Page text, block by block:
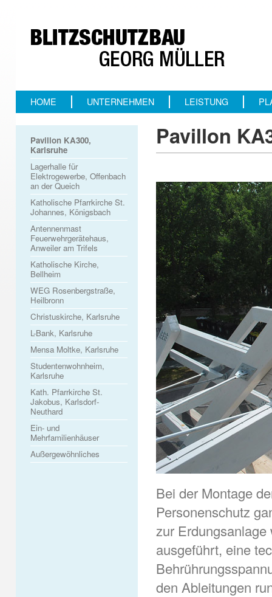
HOME UNTERNEHMEN LEISTUNG
Pavillon KA300,
Karlsruhe
Lagerhalle für
Elektrogewerbe, Offenbach
an der Queich
Katholische Pfarrkirche St.
Johannes, Königsbach
Antennenmast
Feuerwehrgerätehaus,
Anweiler am Trifels
Katholische Kirche,
Bellheim
WEG Rosenbergstraße,
Heilbronn
Christuskirche, Karlsruhe
L-Bank, Karlsruhe
Mensa Moltke, Karlsruhe
Studentenwohnheim,
Karlsruhe
Kath. Pfarrkirche St.
Jakobus, Karlsdorf-
Neuthard
Ein- und
Mehrfamilienhäuser
Außergewöhnliches
Pavillon
Bei der Montage
Personenschutz
zur
ausgeführt, eine
den Ableitungen